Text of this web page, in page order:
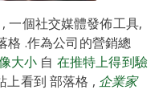
, 一個社交媒體發佈工具,
格 .作為公司的營銷總
大小 自 在推特上得到驗
上看到 部落格 , 企業家